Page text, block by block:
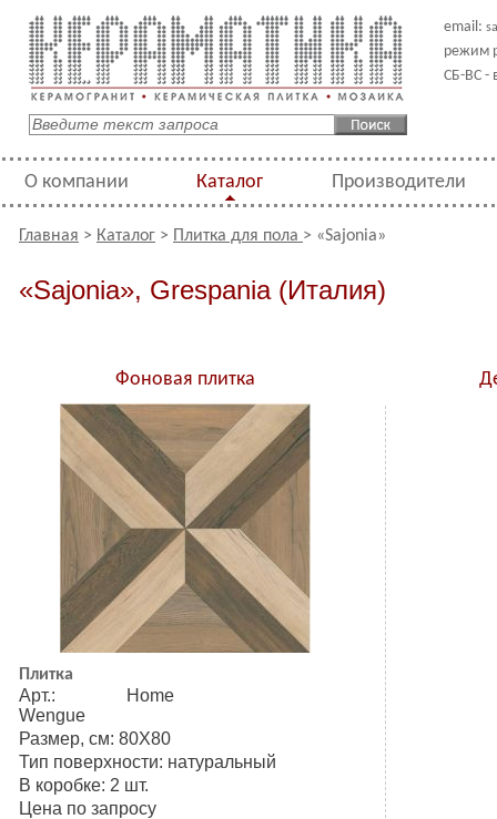
email:
режим
СБ-ВС -
О компании Каталог Производители
Главная > Каталог > Плитка для пола > «Sajonia»
«Sajonia», Grespania (Италия)
Фоновая плитка
Плитка
Арт.: Home
Wengue
Размер, см: 80Х80
Тип поверхности: натуральный
В коробке: 2 шт.
Цена по запросу